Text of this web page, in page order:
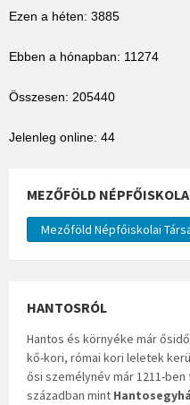
Ezen a héten: 3885
Ebben a hónapban: 11274
Összesen: 205440
Jelenleg online: 44
MEZŐFÖLD
Mezőföld Népfőiskolai
HANTOSRÓL
Hantos és környéke már
kő-kori, római kori leletek
ősi személynév már 1211-
században mint